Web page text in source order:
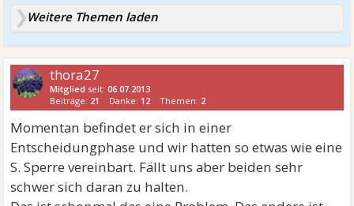
Weitere Themen laden
thora27
Mitglied seit:06.07.2013
Beiträge: 21 Danke: 12 Themen: 2
Momentan befindet er sich in einer
Entscheidungphase und wir hatten so etwas wie eine
S. Sperre vereinbart. Fällt uns aber beiden sehr
schwer sich daran zu halten.